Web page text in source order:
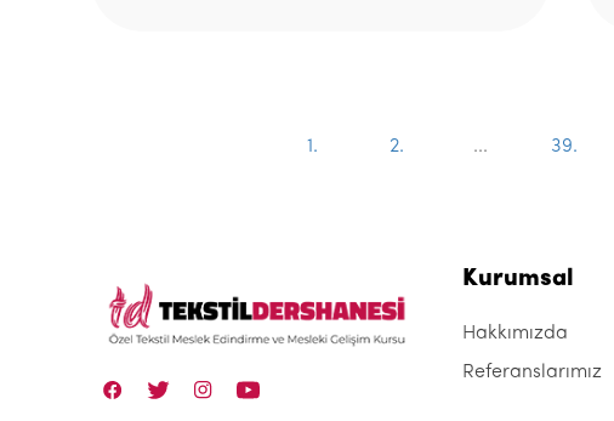
1. 2. ... 39.
Kurumsal
Hakkımızda
Referanslarımız